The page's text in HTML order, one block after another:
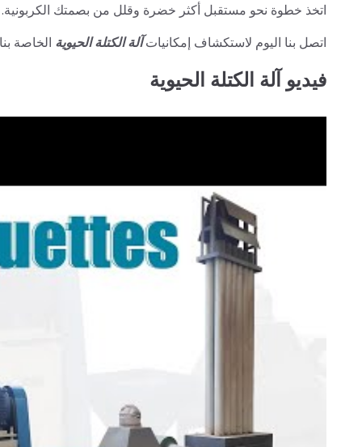
اتخذ خطوة نحو مستقبل أكثر خضرة وقلل من بصمتك الكربونية.
اتصل بنا اليوم لاستكشاف إمكانياتآلة الكتلة الحيوية الخاصة
فيديو آلة الكتلة الحيوية